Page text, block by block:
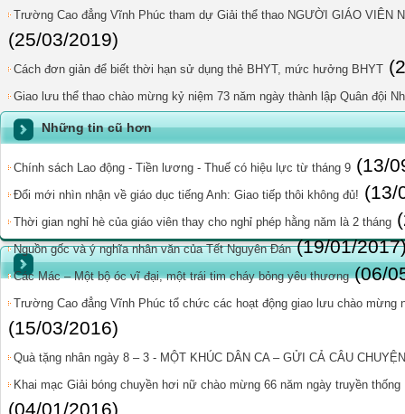
Trường Cao đẳng Vĩnh Phúc tham dự Giải thể thao NGƯỜI GIÁO VIÊN
(25/03/2019)
Cách đơn giản để biết thời hạn sử dụng thẻ BHYT, mức hưởng BHYT
Giao lưu thể thao chào mừng kỷ niệm 73 năm ngày thành lập Quân đội
Những tin cũ hơn
Chính sách Lao động - Tiền lương - Thuế có hiệu lực từ tháng 9 (13/
Đổi mới nhìn nhận về giáo dục tiếng Anh: Giao tiếp thôi không đủ! (13/
Thời gian nghỉ hè của giáo viên thay cho nghỉ phép hằng năm là 2 tháng
Nguồn gốc và ý nghĩa nhân văn của Tết Nguyên Đán (19/01/
Các Mác – Một bộ óc vĩ đại, một trái tim cháy bỏng yêu thương (06/
Trường Cao đẳng Vĩnh Phúc tổ chức các hoạt động giao lưu chào mừng
(15/03/2016)
Quà tặng nhân ngày 8 – 3 - MỘT KHÚC DÂN CA – GỬI CẢ CÂU
Khai mạc Giải bóng chuyền hơi nữ chào mừng 66 năm ngày truyền
(04/01/2016)